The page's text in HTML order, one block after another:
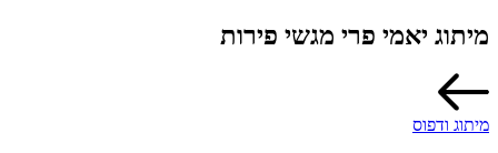
מיתוג יאמי פרי מגשי פירות
מיתוג ודפוס